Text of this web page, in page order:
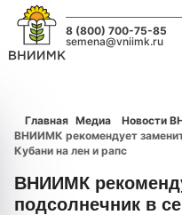
8 (800) 700-75-85
semena@vniimk.ru
Главная Медиа
Новости
ВНИИМК рекомендует
Кубани на лен и рапс
ВНИИМК
подсолнечник в